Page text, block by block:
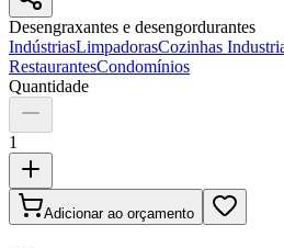
Desengraxantes e desengordurantes
IndústriasLimpadorasCozinhas
RestaurantesCondomínios
Quantidade
1
Adicionar ao orçamento